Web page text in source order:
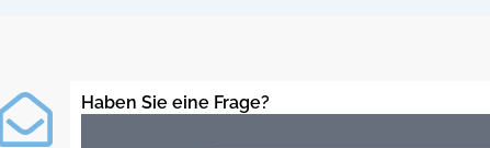
Haben Sie eine Frage?